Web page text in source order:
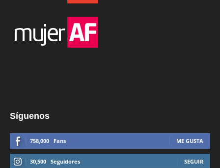
Síguenos
758,000 Fans ME GUSTA
30,500 Seguidores SEGUIR